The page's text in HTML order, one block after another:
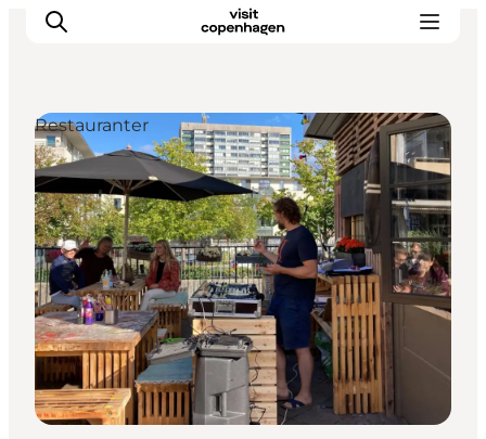
Aktiviteter
Mat och dryck
Planera din resa
Restauranter